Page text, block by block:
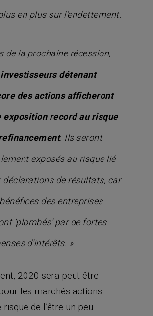
en plus sur l’endettement.
de la prochaine récession,
détenant
des actions afficheront
exposition record au risque
. Ils seront
exposés au risque lié
déclarations de résultats, car
des entreprises
‘plombés’ par de fortes
d’intérêts. »
2020 sera peut-être
les marchés actions…
risque de l’être un peu